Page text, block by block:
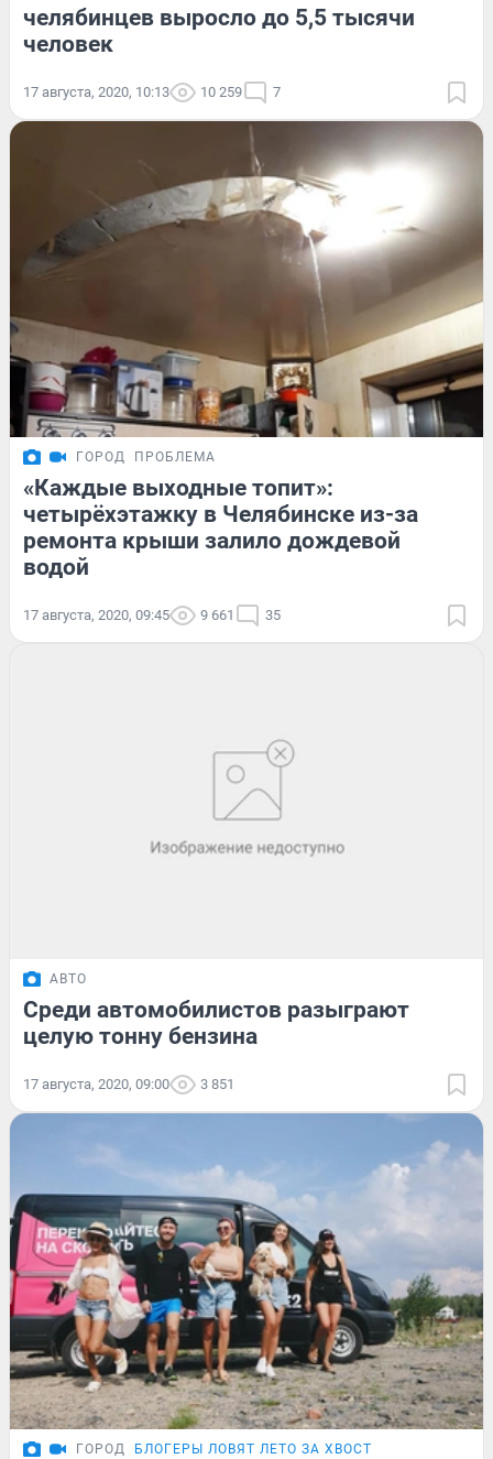
челябинцев выросло до 5,5 тысячи
человек
17 августа, 2020, 10:13 10 259 7
ГОРОД ПРОБЛЕМА
«Каждые выходные топит»:
четырёхэтажку в Челябинске из-за
ремонта крыши залило дождевой
водой
17 августа, 2020, 09:45 9 661 35
АВТО
Среди автомобилистов разыграют
целую тонну бензина
17 августа, 2020, 09:00 3 851
ГОРОД БЛОГЕРЫ ЛОВЯТ ЛЕТО ЗА ХВОСТ